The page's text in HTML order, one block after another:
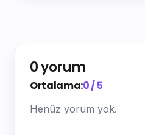
0 yorum
Ortalama:0 / 5
Henüz yorum yok.